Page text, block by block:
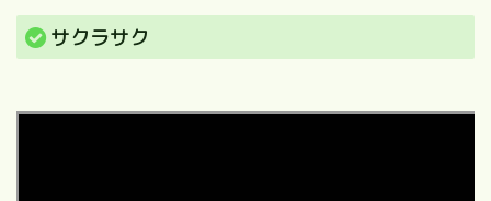
サクラサク